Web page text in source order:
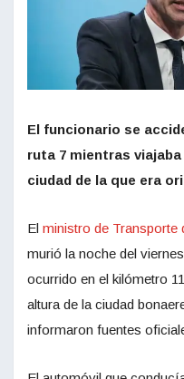
El funcionario se
ruta 7 mientras
ciudad de la que era
El ministro de Transporte
murió la noche del
ocurrido en el kilómetro
altura de la ciudad
informaron fuentes